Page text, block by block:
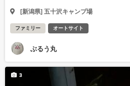
[新潟県] 五十沢キャンプ場
ファミリー オートサイト
ぶるう丸
3